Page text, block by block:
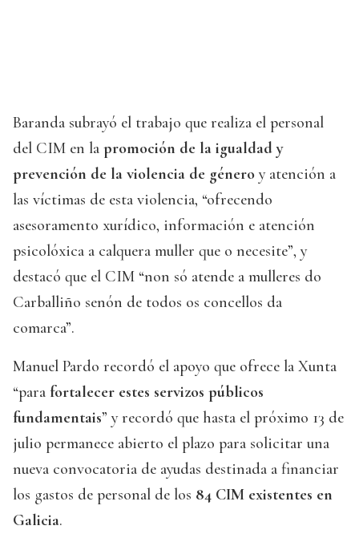
Baranda subrayó el trabajo que realiza el personal
del CIM en la promoción de la igualdad y
prevención de la violencia de género y atención a
las víctimas de esta violencia, “ofrecendo
asesoramento xurídico, información e atención
psicolóxica a calquera muller que o necesite”, y
destacó que el CIM “non só atende a mulleres do
Carballiño senón de todos os concellos da
comarca”.
Manuel Pardo recordó el apoyo que ofrece la Xunta
“para fortalecer estes servizos públicos
fundamentais” y recordó que hasta el próximo 13 de
julio permanece abierto el plazo para solicitar una
nueva convocatoria de ayudas destinada a financiar
los gastos de personal de los 84 CIM existentes en
Galicia.